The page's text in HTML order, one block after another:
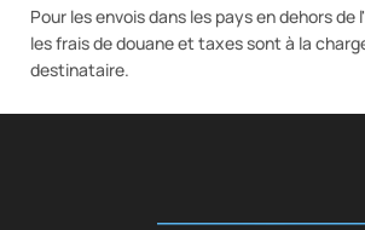
Pour les envois dans les pays en dehors de
les frais de douane et taxes sont à la
destinataire.